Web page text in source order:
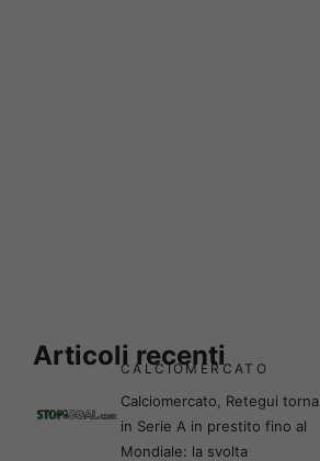
Articoli recenti
CALCIOMERCATO
Calciomercato, Retegui torna
in Serie A in prestito fino al
Mondiale: la svolta